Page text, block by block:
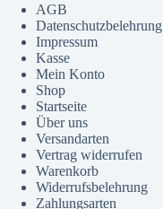
AGB
Datenschutzbelehrung
Impressum
Kasse
Mein Konto
Shop
Startseite
Über uns
Versandarten
Vertrag widerrufen
Warenkorb
Widerrufsbelehrung
Zahlungsarten